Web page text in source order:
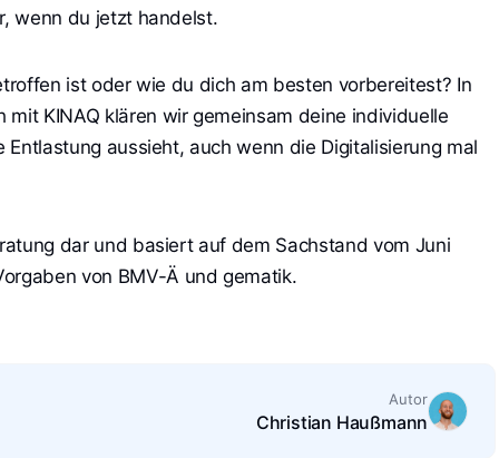
wenn du jetzt handelst.
ist oder wie du dich am besten vorbereitest? In
KINAQ klären wir gemeinsam deine individuelle
aussieht, auch wenn die Digitalisierung mal
dar und basiert auf dem Sachstand vom Juni
von BMV-Ä und gematik.
Autor
Christian Haußmann